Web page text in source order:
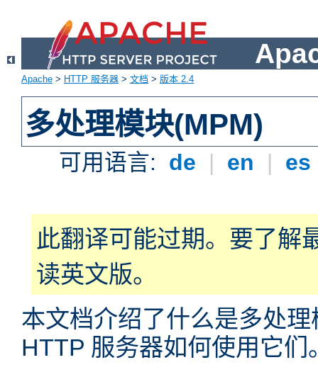
Apache > HTTP 服务器 > 文档 > 版本 2.4
多处理模块(MPM)
可用语言: de | en | es
此翻译可能过期。要了解
读英文版。
本文档介绍了什么是多处
HTTP 服务器如何使用它们